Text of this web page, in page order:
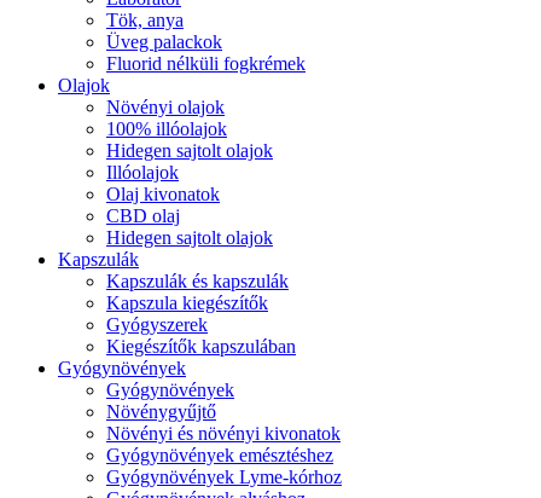
Tök, anya
Üveg palackok
Fluorid nélküli fogkrémek
Olajok
Növényi olajok
100% illóolajok
Hidegen sajtolt olajok
Illóolajok
Olaj kivonatok
CBD olaj
Hidegen sajtolt olajok
Kapszulák
Kapszulák és kapszulák
Kapszula kiegészítők
Gyógyszerek
Kiegészítők kapszulában
Gyógynövények
Gyógynövények
Növénygyűjtő
Növényi és növényi kivonatok
Gyógynövények emésztéshez
Gyógynövények Lyme-kórhoz